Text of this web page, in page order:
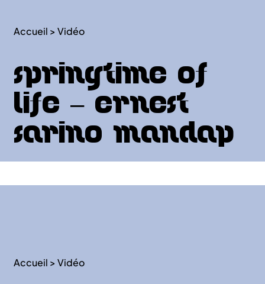
Accueil >Vidéo
Springtime of
Life – Ernest
Sarino Mandap
Accueil >Vidéo